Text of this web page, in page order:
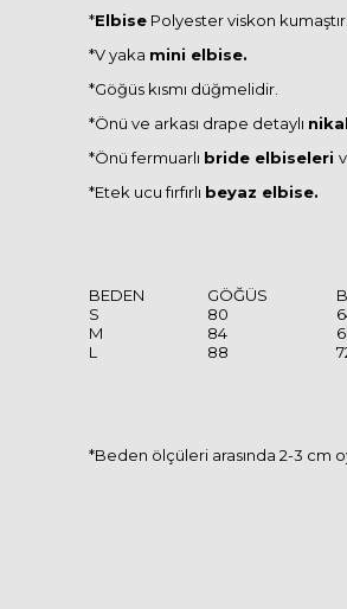
*Elbise Polyester viskon kumaştır.
*V yaka mini elbise.
*Göğüs kısmı düğmelidir.
*Önü ve arkası drape detaylı
*Önü fermuarlı bride elbiseleri
*Etek ucu fırfırlı beyaz elbise.
BEDEN GÖĞÜS
S
80
M
84
L
88
*Beden ölçüleri arasında 2-3 cm